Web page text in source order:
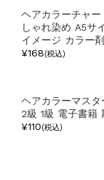
ヘアカラーチャ
しゃれ染め A5サ
イメージ カラー
¥168(税込)
ヘアカラーマス
2級 1級 電子書籍
¥110(税込)